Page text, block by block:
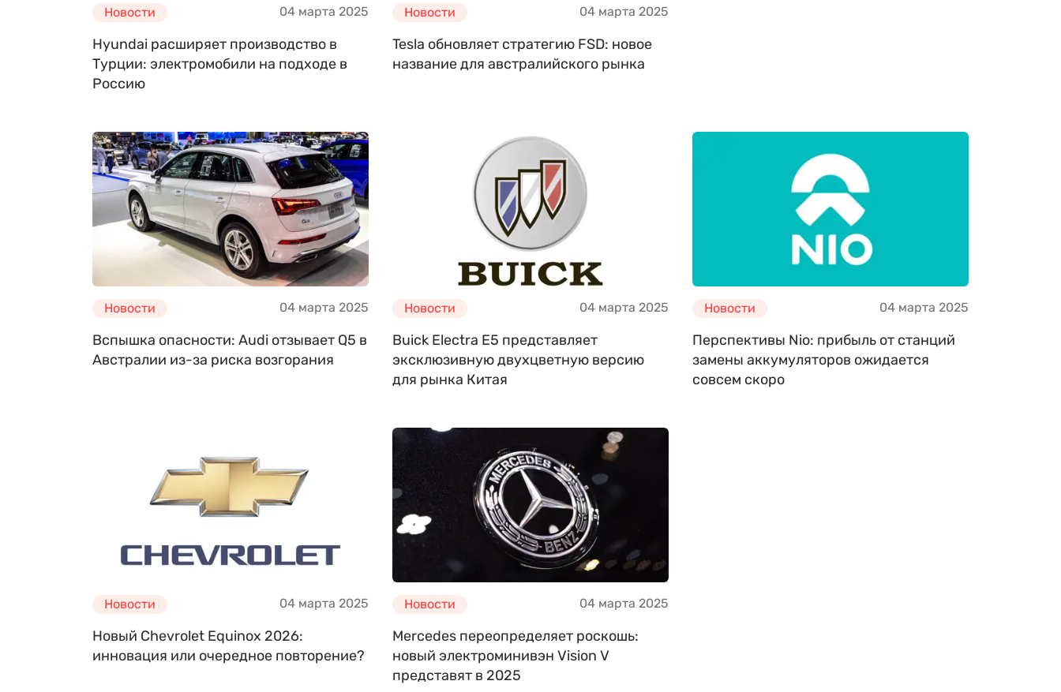
Новости 04 марта 2025
Hyundai расширяет производство в
Турции: электромобили на подходе в
Россию
Новости 04 марта 2025
Tesla обновляет стратегию FSD: новое
название для австралийского рынка
Новости 04 марта 2025
Вспышка опасности: Audi отзывает Q5 в
Австралии из-за риска возгорания
Новости 04 марта 2025
Buick Electra E5 представляет
эксклюзивную двухцветную версию
для рынка Китая
Новости 04 марта 2025
Перспективы Nio: прибыль от станций
замены аккумуляторов ожидается
совсем скоро
Новости 04 марта 2025
Новый Chevrolet Equinox 2026:
инновация или очередное повторение?
Новости 04 марта 2025
Mercedes переопределяет роскошь:
новый электроминивэн Vision V
представят в 2025